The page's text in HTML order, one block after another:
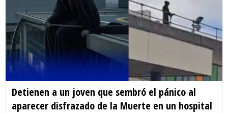
Detienen a un joven que sembró el pánico al
aparecer disfrazado de la Muerte en un hospital